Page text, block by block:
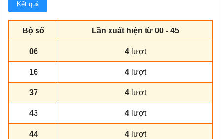
Kết quả
Bộ số Lần xuất hiện từ 00 - 45
06 4 lượt
16 4 lượt
37 4 lượt
43 4 lượt
44 4 lượt